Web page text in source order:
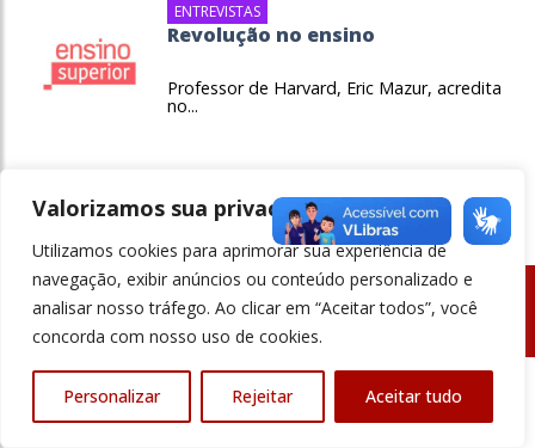
Valorizamos sua privacidade
Utilizamos cookies para aprimorar sua experiência de
navegação, exibir anúncios ou conteúdo personalizado e
analisar nosso tráfego. Ao clicar em “Aceitar todos”, você
concorda com nosso uso de cookies.
Personalizar Rejeitar Aceitar tudo
ENTREVISTAS
Revolução no ensino
Professor de Harvard, Eric Mazur, acredita
no...
© Revista Ensino Superior - Todos os direitos reservados